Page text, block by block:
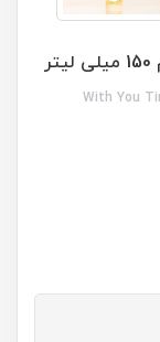
With You